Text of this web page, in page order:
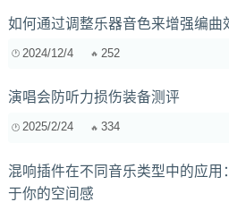
如何通过调整乐器音色来增强编曲
2024/12/4 252
演唱会防听力损伤装备测评
2025/2/24 334
混响插件在不同音乐类型中的应用
于你的空间感